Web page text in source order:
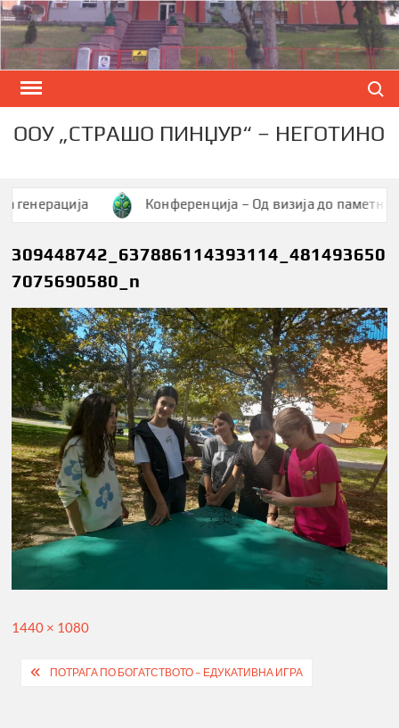
Skip
to
content
ООУ „СТРАШО ПИНЏУР“ – НЕГОТИНО
Конференција – Од визија до паметна
309448742_637886114393114_481493650
7075690580_n
Full
1440 × 1080
PostПОТРАГА ПО БОГАТСТВОТО – ЕДУКАТИВНА ИГРА